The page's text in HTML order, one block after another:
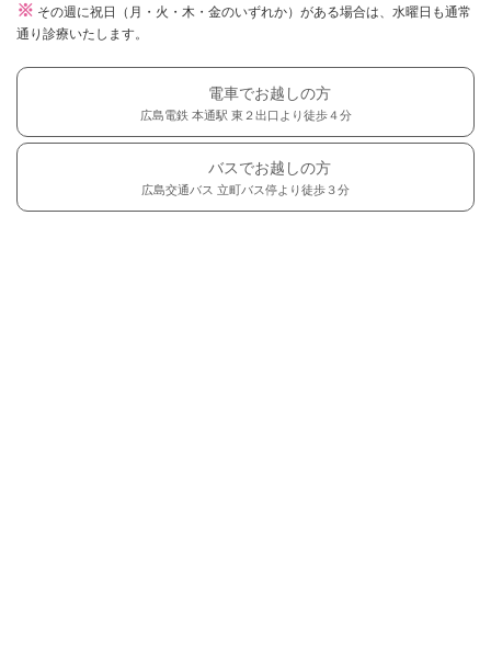
※ その週に祝日（月・火・木・金のいずれか）がある場合は、水曜日も通常
通り診療いたします。
電車でお越しの方
広島電鉄 本通駅 東２出口より徒歩４分
バスでお越しの方
広島交通バス 立町バス停より徒歩３分